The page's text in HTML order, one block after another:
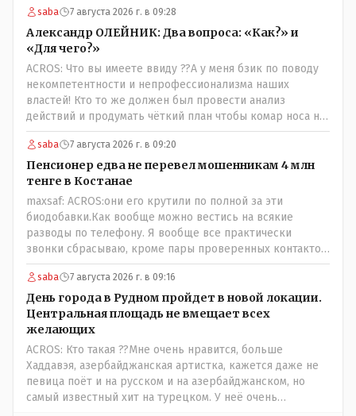
saba 7 августа 2026 г. в 09:28
Александр ОЛЕЙНИК: Два вопроса: «Как?» и
«Для чего?»
ACROS: Что вы имеете ввиду ??А у меня бзик по поводу
некомпетентности и непрофессионализма наших
властей! Кто то же должен был провести анализ
действий и продумать чёткий план чтобы комар носа не
подточил! Но тут явно спешили, а в аналитическом
центре либо кто то из родственников сидит, либо
ведущий специалист на Мальдивы уехал, либо всё
вместе! Пока прокатывает по вышеизложенным Вами
причинам, просто обстоятельства немного меняются по
сравнению с Назарбаевскими временами, власти
решили пощупать кошелёк населения, а это уже
неизвестная в уравнении взаимоотношений власти и
народа! Тут бы как раз специалист-аналитик и
пригодился бы!
saba 7 августа 2026 г. в 09:20
Пенсионер едва не перевел мошенникам 4 млн
тенге в Костанае
maxsaf: ACROS:они его крутили по полной за эти
биодобавки.Как вообще можно вестись на всякие
разводы по телефону. Я вообще все практически
звонки сбрасываю, кроме пары проверенных контактов.
Один раз мне мой банк позвонил, не мошенники. Я
приехал туда, в банк, нашел того, кто мне звонил,
притащил к главному менеджеру и обоим сказал: ещё
один такой звонок, без разницы, какая причина, и я
счета свои у вас позакрываю. Остальные входящие
сразу в бан, по умолчанию для меня любой входящий -
Скам, пока не доказано обратное - Zero trust. Все
созвоны - только на верифицируемые номера.Всё
верно, я тоже так поступаю,но увы любопытство ещё
никто не отменял! Я уже давно всё объяснил жене, но
saba 7 августа 2026 г. в 09:16
День города в Рудном пройдет в новой локации.
Центральная площадь не вмещает всех
желающих
ACROS: Кто такая ??Мне очень нравится, больше
Хаддавэя, азербайджанская артистка, кажется даже не
певица поёт и на русском и на азербайджанском, но
самый известный хит на турецком. У неё очень